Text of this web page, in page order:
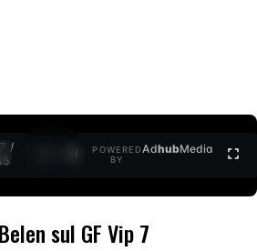
/
POWERED
BY
AdhubMedia
sul GF Vip 7